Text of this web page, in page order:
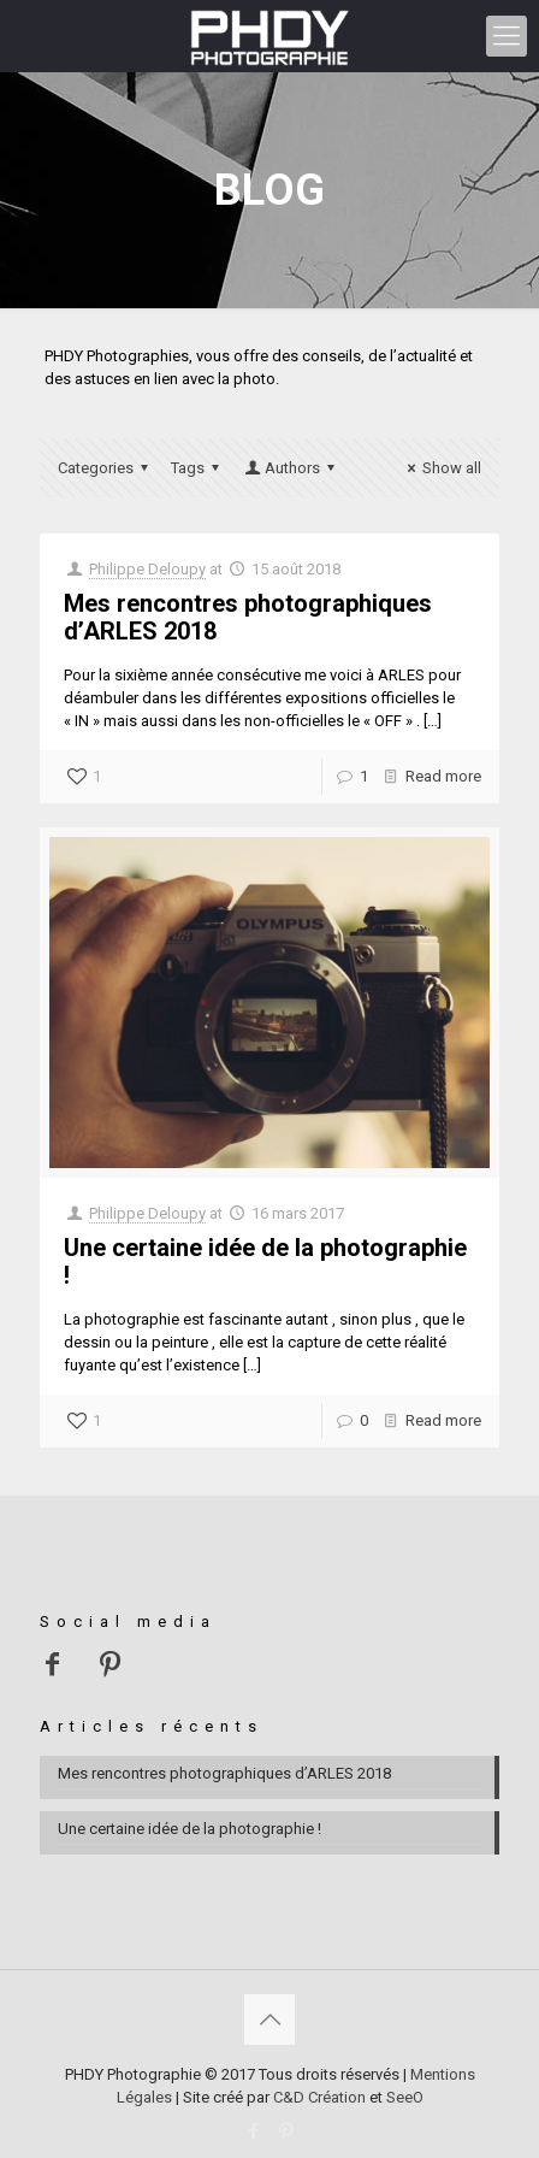
BLOG
PHDY Photographies, vous offre des conseils, de l’actualité et
des astuces en lien avec la photo.
Categories Tags Authors Show all
Philippe Deloupy at 15 août 2018
Mes rencontres photographiques
d’ARLES 2018
Pour la sixième année consécutive me voici à ARLES pour
déambuler dans les différentes expositions officielles le
« IN » mais aussi dans les non-officielles le « OFF » . […]
1 1 Read more
Philippe Deloupy at 16 mars 2017
Une certaine idée de la photographie
!
La photographie est fascinante autant , sinon plus , que le
dessin ou la peinture , elle est la capture de cette réalité
fuyante qu’est l’existence
1 0 Read more
Social media
Articles récents
Mes rencontres photographiques d’ARLES 2018
Une certaine idée de la photographie !
PHDY Photographie © 2017 Tous droits réservés | Mentions
Légales| Site créé parC&D Création et SeeO